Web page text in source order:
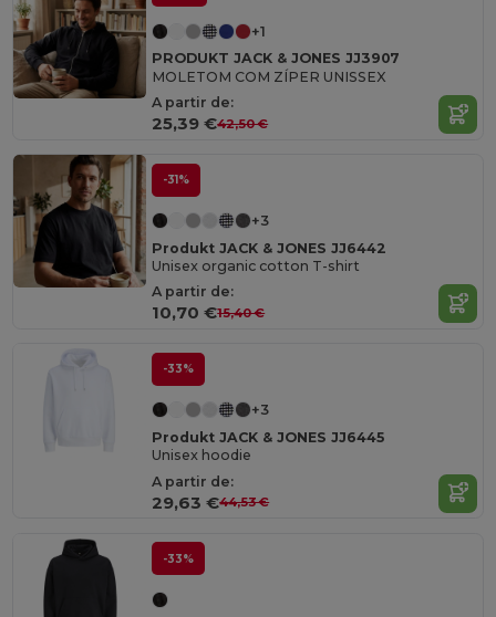
+1
PRODUKT JACK & JONES JJ3907
MOLETOM COM ZÍPER UNISSEX
A partir de:
25,39 €42,50 €
-31%
+3
Produkt JACK & JONES JJ6442
Unisex organic cotton T-shirt
A partir de:
10,70 €15,40 €
-33%
+3
Produkt JACK & JONES JJ6445
Unisex hoodie
A partir de:
29,63 €44,53 €
-33%